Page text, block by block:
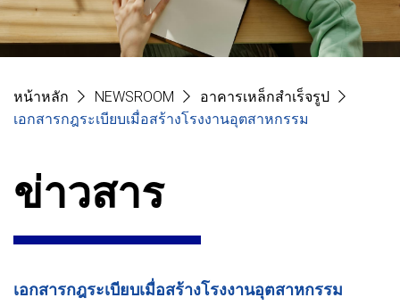
หน้าหลัก NEWSROOM
อาคารเหล็กสำเร็จรูป
เอกสารกฎระเบียบเมื่อสร้างโรงงานอุตสาหกรรม
ข่าวสาร
เอกสารกฎระเบียบเมื่อสร้างโรงงานอุตสาหกรรม